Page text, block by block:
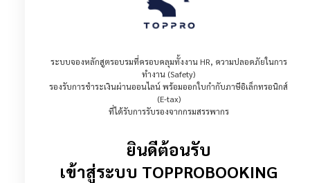
ระบบจองหลักสูตรอบรมที่ครอบคลุมทั้งงาน HR, ความปลอดภัยในการ
ทำงาน (Safety)
รองรับการชำระเงินผ่านออนไลน์ พร้อมออกใบกำกับภาษีอิเล็กทรอนิกส์
(E-tax)
ที่ได้รับการรับรองจากกรมสรรพากร
ยินดีต้อนรับ
เข้าสู่ระบบ TOPPROBOOKING